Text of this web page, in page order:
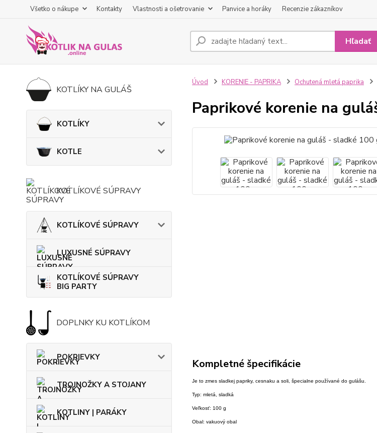
Všetko o nákupe Kontakty Vlastnosti a ošetrovanie Panvice a horáky Recenzie zákazníkov
Hľadať
KOTLÍKY NA GULÁŠ
KOTLÍKY
KOTLE
KOTLÍKOVÉ SÚPRAVY
KOTLÍKOVÉ SÚPRAVY
LUXUSNÉ SÚPRAVY
KOTLÍKOVÉ SÚPRAVY
BIG PARTY
DOPLNKY KU KOTLÍKOM
POKRIEVKY
TROJNOŽKY A STOJANY
KOTLINY | PARÁKY
Úvod KORENIE - PAPRIKA Ochutená mletá paprika
Paprikové korenie na
Kompletné špecifikácie
Je to zmes sladkej papriky, cesnaku a soli, špecialne používané do gulášu.
Typ: mletá, sladká
Veľkosť: 100 g
Obal: vakuový obal